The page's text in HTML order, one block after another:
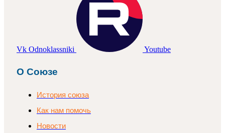
Vk Odnoklassniki Youtube
О Союзе
История союза
Как нам помочь
Новости